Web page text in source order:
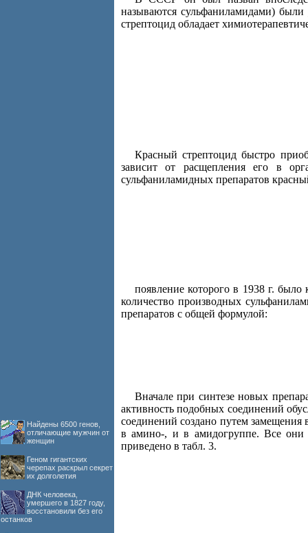
Найдены 6500 генов,
отличающие мужчин от
женщин
Геном гигантских
черепах раскрыл секрет
их долголетия
ДНК человека,
умершего в 1827 году,
восстановили без его
останков
называются сульфаниламидами)
стрептоцид обладает
Красный стрептоцид быстро
зависит от расщепления его в
сульфаниламидных препаратов
появление которого в 1938 г.
количество производных
препаратов с общей формулой:
Вначале при синтезе новых
активность подобных соединений
соединений создано путем
в амино-, и в амидогруппе. Все они
приведено в табл. 3.